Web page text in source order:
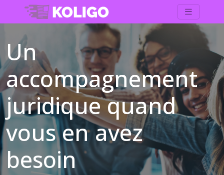
Un
accompagnement
juridique quand
vous en avez
besoin